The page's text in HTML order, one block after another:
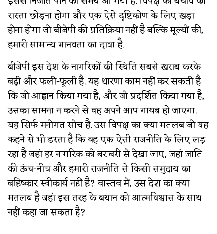
रास्ता छोड़ना होगा और एक ऐसे दृष्टिकोण के लिए खड़ा
होना होगा जो बीजेपी की प्रतिक्रिया नहीं है बल्कि मूल्यों की,
हमारी सामान्य मानवता का दावा है.
बीजेपी इस देश के नागरिकों की स्थिति सबसे खराब करके
बढ़ी और फली-फूली है. यह धारणा काम नहीं कर सकती है
कि जो आह्वान किया गया है, और जो प्रदर्शित किया गया है,
उसका सामना न करने से वह अपने आप गायब हो जाएगा.
यह सिर्फ मनोगत सोच है. उस विपक्ष का क्या मतलब जो यह
कहने से भी डरता है कि वह एक ऐसी राजनीति के लिए लड़
रहा है जहां हर नागरिक को बराबरी से देखा जाए, जहां जाति
की ऊंच-नीच और हमारी राजनीति से किसी समुदाय का
बहिष्कार स्वीकार्य नहीं है? वास्तव में, उस देश का क्या
मतलब है जहां इस तरह के बयान को आत्मविश्वास के साथ
नहीं कहा जा सकता है?